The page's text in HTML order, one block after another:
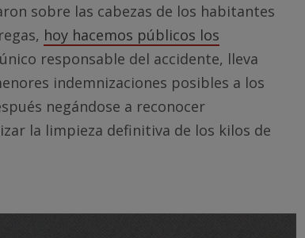
sobre las cabezas de los habitantes
hoy hacemos públicos los
responsable del accidente, lleva
indemnizaciones posibles a los
negándose a reconocer
la limpieza definitiva de los kilos de